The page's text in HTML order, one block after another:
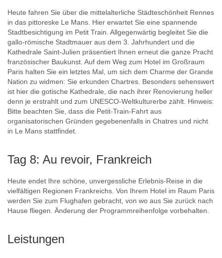
Heute fahren Sie über die mittelalterliche Städteschönheit Rennes
in das pittoreske Le Mans. Hier erwartet Sie eine spannende
Stadtbesichtigung im Petit Train. Allgegenwärtig begleitet Sie die
gallo-römische Stadtmauer aus dem 3. Jahrhundert und die
Kathedrale Saint-Julien präsentiert Ihnen erneut die ganze Pracht
französischer Baukunst. Auf dem Weg zum Hotel im Großraum
Paris halten Sie ein letztes Mal, um sich dem Charme der Grande
Nation zu widmen: Sie erkunden Chartres. Besonders sehenswert
ist hier die gotische Kathedrale, die nach ihrer Renovierung heller
denn je erstrahlt und zum UNESCO-Weltkulturerbe zählt. Hinweis:
Bitte beachten Sie, dass die Petit-Train-Fahrt aus
organisatorischen Gründen gegebenenfalls in Chatres und nicht
in Le Mans stattfindet.
Tag 8: Au revoir, Frankreich
Heute endet Ihre schöne, unvergessliche Erlebnis-Reise in die
vielfältigen Regionen Frankreichs. Von Ihrem Hotel im Raum Paris
werden Sie zum Flughafen gebracht, von wo aus Sie zurück nach
Hause fliegen. Änderung der Programmreihenfolge vorbehalten.
Leistungen